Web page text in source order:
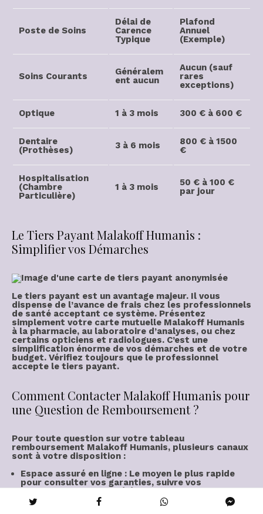
Poste de Soins
Délai de
Carence
Typique
Plafond
Annuel
(Exemple)
Soins Courants
Généralem
ent aucun
Aucun (sauf
rares
exceptions)
Optique 1 à 3 mois 300 € à 600 €
Dentaire
(Prothèses)
3 à 6 mois
800 € à 1500
€
Hospitalisation
(Chambre
Particulière)
1 à 3 mois
50 € à 100 €
par jour
Le Tiers Payant Malakoff Humanis :
Simplifier vos Démarches
Le tiers payant est un avantage majeur. Il vous
dispense de l’avance de frais chez les professionnels
de santé acceptant ce système. Présentez
simplement votre carte mutuelle Malakoff Humanis
à la pharmacie, au laboratoire d’analyses, ou chez
certains opticiens et radiologues. C’est une
simplification énorme de vos démarches et de votre
budget. Vérifiez toujours que le professionnel
accepte le tiers payant.
Comment Contacter Malakoff Humanis pour
une Question de Remboursement ?
Pour toute question sur votre tableau
remboursement Malakoff Humanis, plusieurs canaux
sont à votre disposition :
Espace assuré en ligne : Le moyen le plus rapide
pour consulter vos garanties, suivre vos
remboursements, et télécharger des documents.
Téléphone :
Le service client est disponible aux
horaires d’ouverture. Le numéro se trouve sur